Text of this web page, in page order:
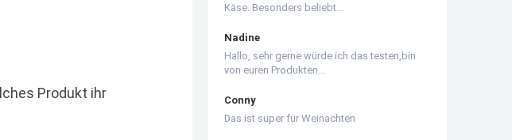
Produkt ihr
Käse. Besonders beliebt…
Nadine
Hallo, sehr gerne würde ich das testen,bin
von euren Produkten…
Conny
Das ist super für Weinachten